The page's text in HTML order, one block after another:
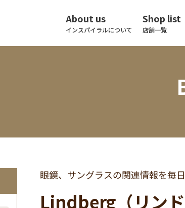
About us
インスパイラルについて
Shop list
店舗一覧
眼鏡、サングラスの関連情報を毎
Lindberg（リン